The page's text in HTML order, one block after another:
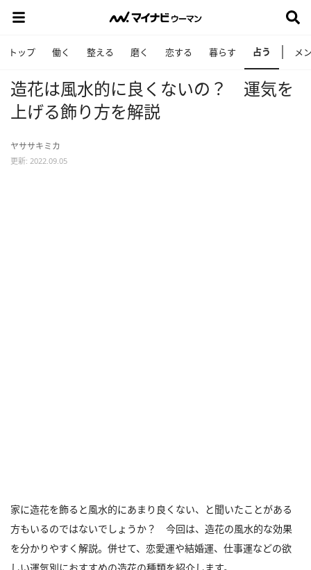
トップ 働く 整える 磨く 恋する 暮らす 占う メ
造花は風水的に良くないの？ 運気を
上げる飾り方を解説
ヤササキミカ
更新: 2022.09.05
家に造花を飾ると風水的にあまり良くない、と聞いたことがある
方もいるのではないでしょうか？ 今回は、造花の風水的な効果
を分かりやすく解説。併せて、恋愛運や結婚運、仕事運などの欲